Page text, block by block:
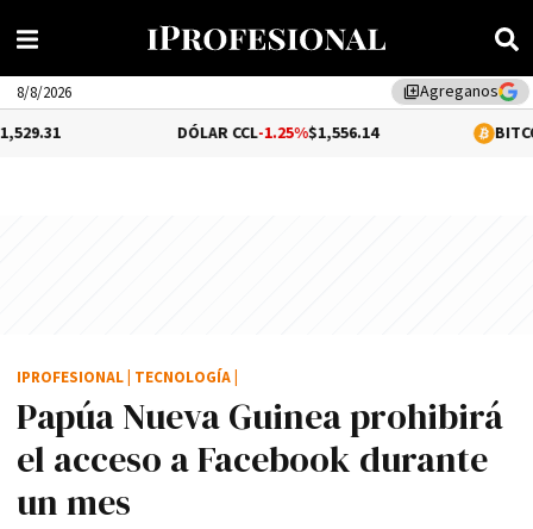
library_addAgreganos
8/8/2026
-1.25%$1,556.14 -0.02%
Papúa Nueva Guinea prohibirá
el acceso a Facebook durante
un mes
IPROFESIONAL TECNOLOGÍA